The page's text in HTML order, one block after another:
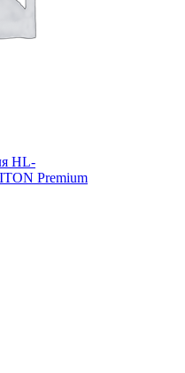
HL-
Premium